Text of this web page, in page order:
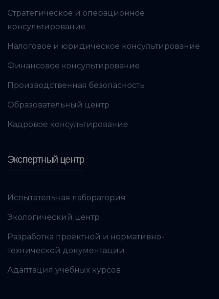
Стратегическое и операционное
консультирование
Налоговое и юридическое консультирование
Финансовое консультирование
Производственная безопасность
Образовательный центр
Кадровое консультирование
Экспертный центр
Испытательная лаборатория
Экологический центр
Разработка проектной и нормативно-
технической документации
Адаптация учебных курсов